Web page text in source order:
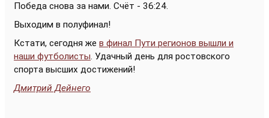
Победа снова за нами. Счёт - 36:24.
Выходим в полуфинал!
Кстати, сегодня же в финал Пути регионов вышли и
наши футболисты. Удачный день для ростовского
спорта высших достижений!
Дмитрий Дейнего